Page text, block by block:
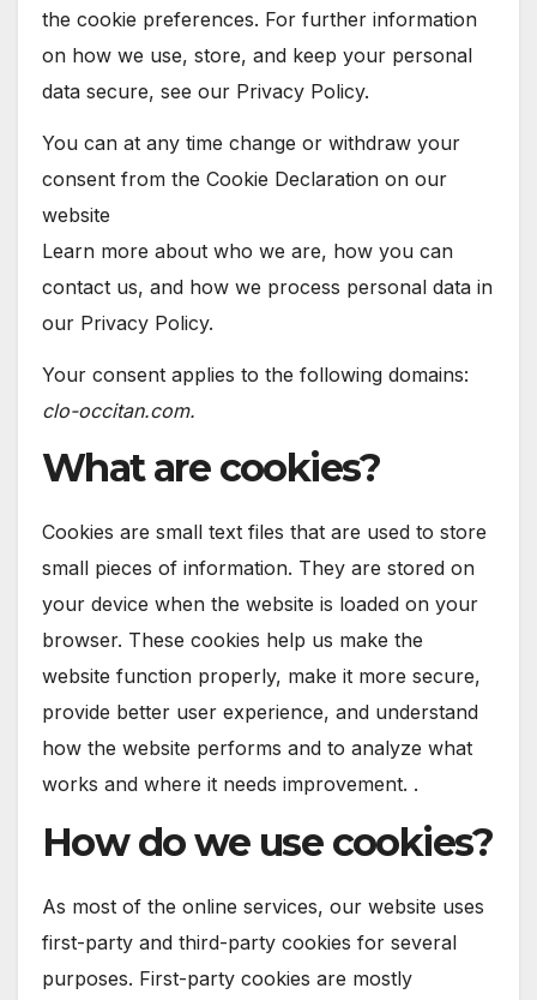
the cookie preferences. For further information
on how we use, store, and keep your personal
data secure, see our Privacy Policy.
You can at any time change or withdraw your
consent from the Cookie Declaration on our
website
Learn more about who we are, how you can
contact us, and how we process personal data in
our Privacy Policy.
Your consent applies to the following domains:
clo-occitan.com.
What are cookies?
Cookies are small text files that are used to store
small pieces of information. They are stored on
your device when the website is loaded on your
browser. These cookies help us make the
website function properly, make it more secure,
provide better user experience, and understand
how the website performs and to analyze what
works and where it needs improvement. .
How do we use cookies?
As most of the online services, our website uses
first-party and third-party cookies for several
purposes. First-party cookies are mostly